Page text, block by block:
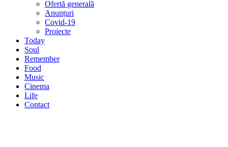
Ofertă generală
Anunțuri
Covid-19
Proiecte
Today
Soul
Remember
Food
Music
Cinema
Life
Contact